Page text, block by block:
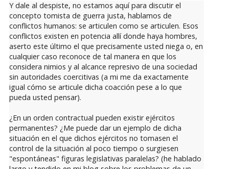
Y dale al despiste, no estamos aquí para discutir el
concepto tomista de guerra justa, hablamos de
conflictos humanos: se articulen como se articulen. Esos
conflictos existen en potencia allí donde haya hombres,
aserto este último el que precisamente usted niega o, en
cualquier caso reconoce de tal manera en que los
considera nimios y al alcance represivo de una sociedad
sin autoridades coercitivas (a mi me da exactamente
igual cómo se articule dicha coacción pese a lo que
pueda usted pensar).
¿En un orden contractual pueden existir ejércitos
permanentes? ¿Me puede dar un ejemplo de dicha
situación en el que dichos ejércitos no tomasen el
control de la situación al poco tiempo o surgiesen
"espontáneas" figuras legislativas paralelas? (he hablado